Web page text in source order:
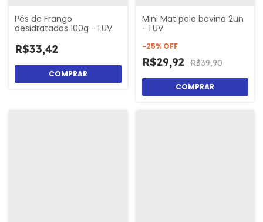
Pés de Frango
desidratados 100g - LUV
R$33,42
Mini Mat pele bovina 2un
- LUV
-25% OFF
R$29,92 R$39,90